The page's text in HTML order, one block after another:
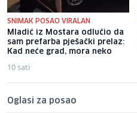
SNIMAK POSAO VIRALAN
Mladić iz Mostara odlučio da
sam prefarba pješački prelaz:
Kad neće grad, mora neko
10 sati
Oglasi za posao